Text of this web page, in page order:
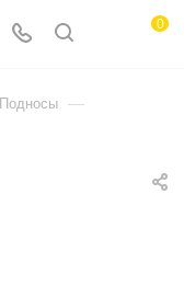
0
Подносы —